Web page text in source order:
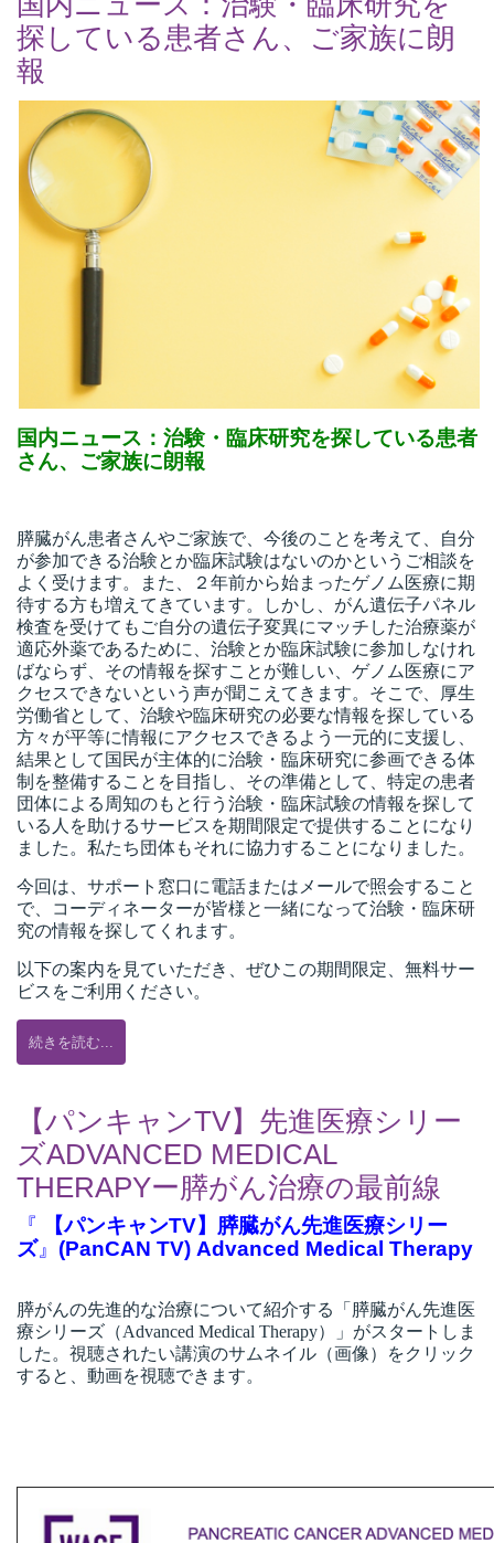
探している患者さん、ご家族に朗
報
国内ニュース：治験・臨床研究を探している患者
さん、ご家族に朗報
膵臓がん患者さんやご家族で、今後のことを考えて、自分
が参加できる治験とか臨床試験はないのかというご相談を
よく受けます。また、２年前から始まったゲノム医療に期
待する方も増えてきています。しかし、がん遺伝子パネル
検査を受けてもご自分の遺伝子変異にマッチした治療薬が
適応外薬であるために、治験とか臨床試験に参加しなけれ
ばならず、その情報を探すことが難しい、ゲノム医療にア
クセスできないという声が聞こえてきます。そこで、厚生
労働省として、治験や臨床研究の必要な情報を探している
方々が平等に情報にアクセスできるよう一元的に支援し、
結果として国民が主体的に治験・臨床研究に参画できる体
制を整備することを目指し、その準備として、特定の患者
団体による周知のもと行う治験・臨床試験の情報を探して
いる人を助けるサービスを期間限定で提供することになり
ました。私たち団体もそれに協力することになりました。
今回は、サポート窓口に電話またはメールで照会すること
で、コーディネーターが皆様と一緒になって治験・臨床研
究の情報を探してくれます。
以下の案内を見ていただき、ぜひこの期間限定、無料サー
ビスをご利用ください。
続きを読む...
【パンキャンTV】先進医療シリー
ズADVANCED MEDICAL
THERAPYー膵がん治療の最前線
『 【パンキャンTV】膵臓がん先進医療シリー
ズ』 (PanCAN TV) Advanced Medical Therapy
膵がんの先進的な治療について紹介する「膵臓がん先進医
療シリーズ（Advanced Medical Therapy）」 がスタートしま
した。視聴されたい講演のサムネイル（画像）をクリック
すると、動画を視聴できます。